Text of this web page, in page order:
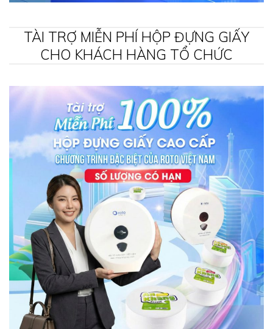
TÀI TRỢ MIỄN PHÍ HỘP ĐỰNG GIẤY
CHO KHÁCH HÀNG TỔ CHỨC